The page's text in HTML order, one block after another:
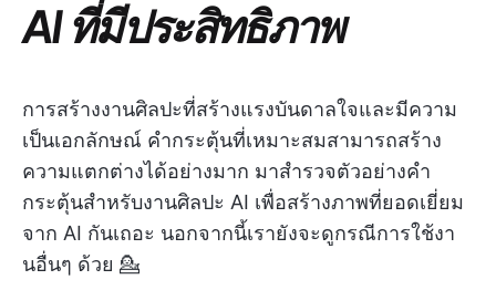
AI ที่มีประสิทธิภาพ
การสร้างงานศิลปะที่สร้างแรงบันดาลใจและมีความ
เป็นเอกลักษณ์ คำกระตุ้นที่เหมาะสมสามารถสร้าง
ความแตกต่างได้อย่างมาก มาสำรวจตัวอย่างคำ
กระตุ้นสำหรับงานศิลปะ AI เพื่อสร้างภาพที่ยอดเยี่ยม
จาก AI กันเถอะ นอกจากนี้เรายังจะดูกรณีการใช้งา
นอื่นๆ ด้วย 💁